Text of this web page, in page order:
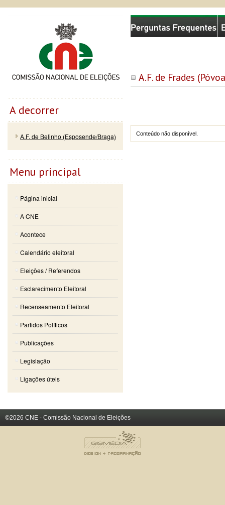
A.F. de Frades
Conteúdo não disponível.
Comissão Nacional de Eleições
A decorrer
A.F. de Belinho (Esposende/Braga)
Menu principal
Página inicial
A CNE
Acontece
Calendário eleitoral
Eleições / Referendos
Esclarecimento Eleitoral
Recenseamento Eleitoral
Partidos Políticos
Publicações
Legislação
Ligações úteis
©2026 CNE - Comissão Nacional de Eleições